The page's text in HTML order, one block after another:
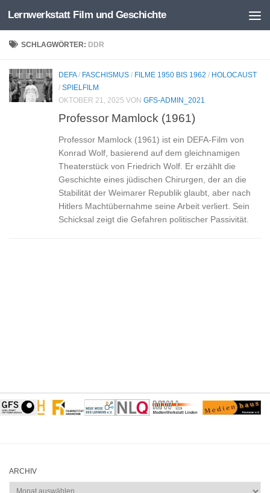
Zum Inhalt springen
Lernwerkstatt Film und Geschichte
SCHLAGWÖRTER: DDR
DEFA/ FASCHISMUS / FILME 1950 BIS 1962 / HOLOCAUST
/ SPIELFILM
OKTOBER 21, 2025 VON GFS-ADMIN_2021
Professor Mamlock (1961)
Professor Mamlock (1961) ist ein DEFA-Film von
Konrad Wolf, basierend auf dem gleichnamigen
Theaterstück von Friedrich Wolf. Er erzählt die
Geschichte eines jüdischen Chirurgen, der an die
Stabilität der Weimarer Republik glaubt, aber nach
Hitlers Machtübernahme seine Arbeit verliert. Sein
Schicksal zeigt die Gefahren politischer Passivität.
ARCHIV
Archiv